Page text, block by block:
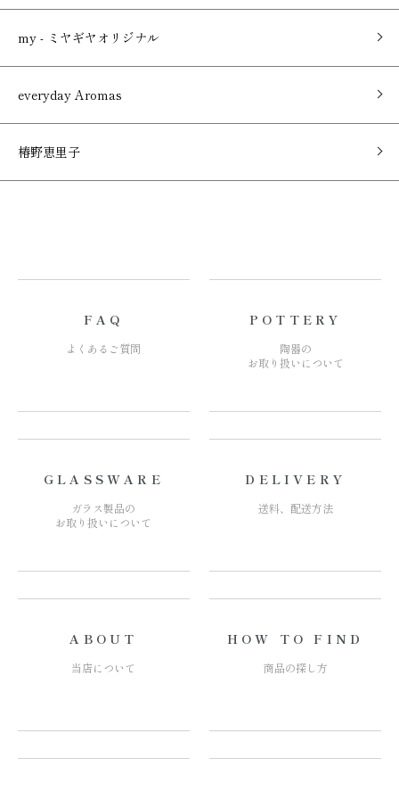
my - ミヤギヤオリジナル
everyday Aromas
椿野恵里子
FAQ
よくあるご質問
POTTERY
陶器の
お取り扱いについて
GLASSWARE
ガラス製品の
お取り扱いについて
DELIVERY
送料、配送方法
ABOUT
当店について
HOW TO FIND
商品の探し方